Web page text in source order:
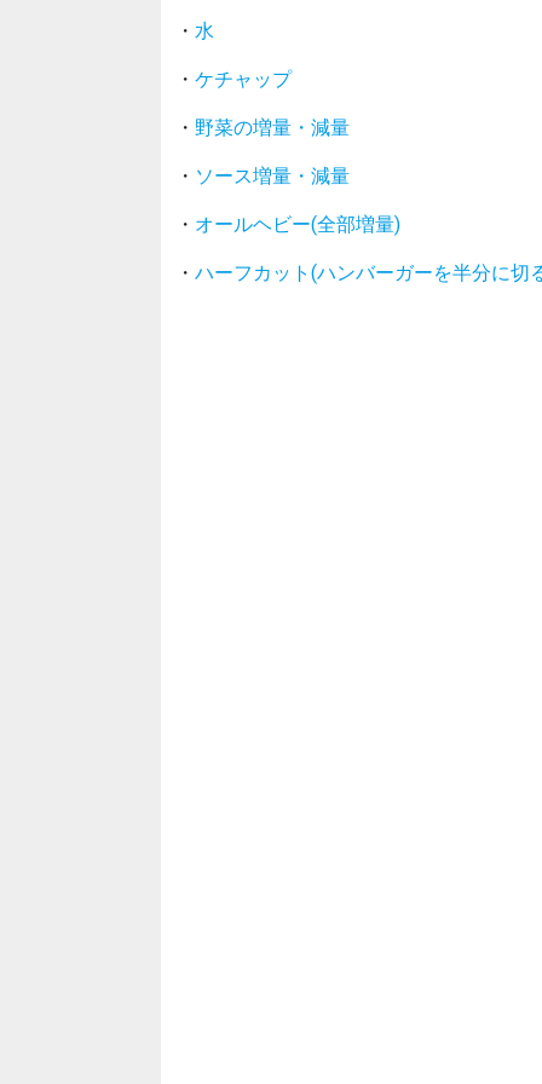
・ 水
・ ケチャップ
・ 野菜の増量・減量
・ ソース増量・減量
・ オールヘビー(全部増量)
・ ハーフカット(ハンバーガーを半分に切